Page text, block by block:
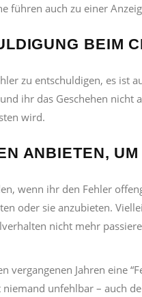
führen auch zu einer
BEIM
zu entschuldigen, es ist
ihr das Geschehen
wird.
ANBIETEN,
wenn ihr den Fehler
oder sie anzubieten.
nicht mehr
vergangenen Jahren eine
niemand unfehlbar – auch